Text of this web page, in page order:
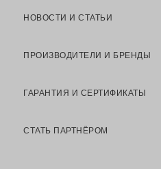
НОВОСТИ И СТАТЬИ
ПРОИЗВОДИТЕЛИ И БРЕНДЫ
ГАРАНТИЯ И СЕРТИФИКАТЫ
СТАТЬ ПАРТНЁРОМ